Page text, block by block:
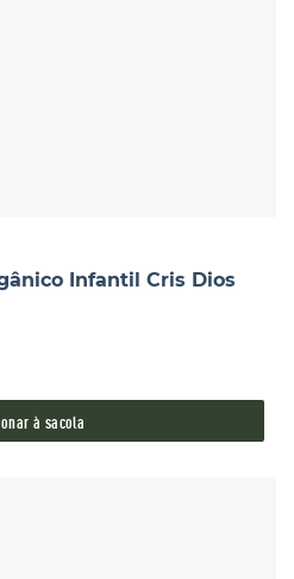
Infantil Cris Dios
à sacola